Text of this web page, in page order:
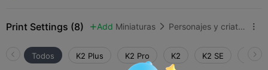
Print Settings (8)  Add Miniaturas  Personajes y criaturas 
Todos K2 Plus K2 Pro K2 K2 SE